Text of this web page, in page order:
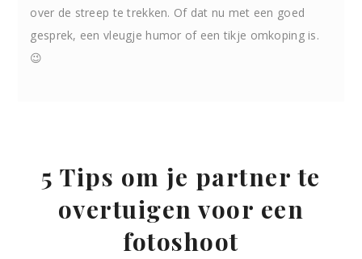
over de streep te trekken. Of dat nu met een goed
gesprek, een vleugje humor of een tikje omkoping is.
😉
5 Tips om je partner te
overtuigen voor een
fotoshoot